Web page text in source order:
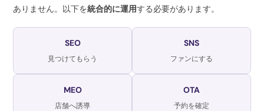
ありません。以下を統合的に運用する必要があります。
SEO
見つけてもらう
SNS
ファンにする
MEO
店舗へ誘導
OTA
予約を確定